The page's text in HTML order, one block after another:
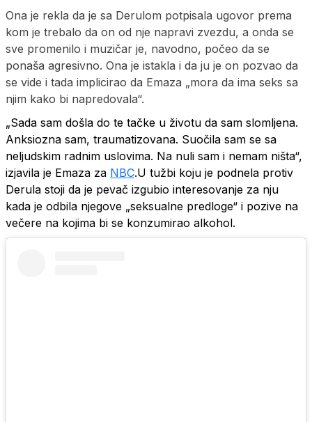
Ona je rekla da je sa Derulom potpisala ugovor prema
kom je trebalo da on od nje napravi zvezdu, a onda se
sve promenilo i muzičar je, navodno, počeo da se
ponaša agresivno. Ona je istakla i da ju je on pozvao da
se vide i tada implicirao da Emaza „mora da ima seks sa
njim kako bi napredovala“.
„Sada sam došla do te tačke u životu da sam slomljena.
Anksiozna sam, traumatizovana. Suočila sam se sa
neljudskim radnim uslovima. Na nuli sam i nemam ništa“,
izjavila je Emaza za NBC.U tužbi koju je podnela protiv
Derula stoji da je pevač izgubio interesovanje za nju
kada je odbila njegove „seksualne predloge“ i pozive na
večere na kojima bi se konzumirao alkohol.